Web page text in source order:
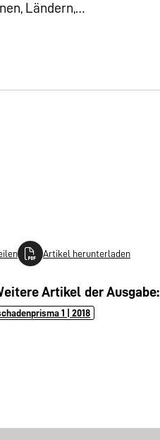
Ländern,…
Artikel herunterladen
Artikel der Ausgabe:
1 | 2018